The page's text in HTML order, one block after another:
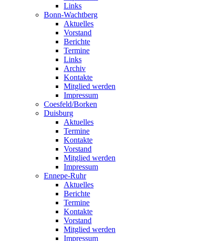
Links
Bonn-Wachtberg
Aktuelles
Vorstand
Berichte
Termine
Links
Archiv
Kontakte
Mitglied werden
Impressum
Coesfeld/Borken
Duisburg
Aktuelles
Termine
Kontakte
Vorstand
Mitglied werden
Impressum
Ennepe-Ruhr
Aktuelles
Berichte
Termine
Kontakte
Vorstand
Mitglied werden
Impressum